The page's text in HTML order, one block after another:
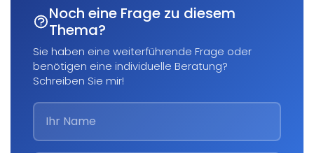
Noch eine Frage zu diesem
Thema?
Sie haben eine weiterführende Frage oder
benötigen eine individuelle Beratung?
Schreiben Sie mir!